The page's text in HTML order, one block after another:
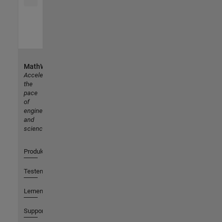
MathWorks
Accelerating
the
pace
of
engineering
and
science
Produkte
Testen oder Kaufen
Lernen
Support